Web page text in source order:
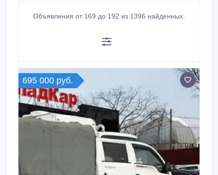
Объявления от 169 до 192 из 1396 найденных.
695 000 руб.